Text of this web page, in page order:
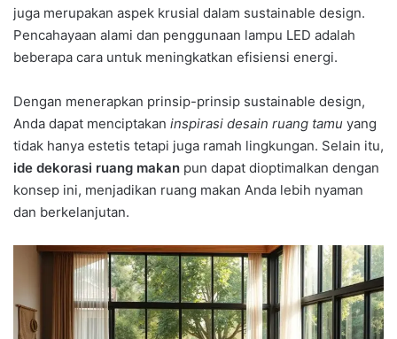
juga merupakan aspek krusial dalam sustainable design.
Pencahayaan alami dan penggunaan lampu LED adalah
beberapa cara untuk meningkatkan efisiensi energi.
Dengan menerapkan prinsip-prinsip sustainable design,
Anda dapat menciptakan inspirasi desain ruang tamu yang
tidak hanya estetis tetapi juga ramah lingkungan. Selain itu,
ide dekorasi ruang makan pun dapat dioptimalkan dengan
konsep ini, menjadikan ruang makan Anda lebih nyaman
dan berkelanjutan.